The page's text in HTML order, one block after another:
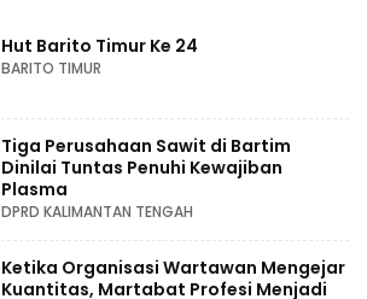
Hut Barito Timur Ke 24
BARITO TIMUR
Tiga Perusahaan Sawit di Bartim
Dinilai Tuntas Penuhi Kewajiban
Plasma
DPRD KALIMANTAN TENGAH
Ketika Organisasi Wartawan Mengejar
Kuantitas, Martabat Profesi Menjadi